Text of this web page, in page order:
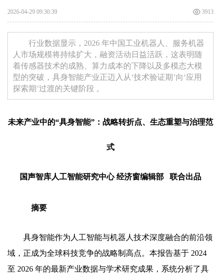
2026-04-29 09:30:39 3913
行业数据显示，2026 年中国工业机器人、服务机器
人市场规模将持续扩大，融资活动日益活跃，这表明随
着传感器技术的成熟、算力成本的下降以及多模态大模
型的突破，具身智能产业正迈入从‘技术验证期’向‘应用
探索期’过渡的关键阶段 。
未来产业中的“具身智能”：战略转折点、生态重塑与治理范
式
国声智库人工智能研究中心 经济窗编辑部 联合出品
摘要
具身智能作为人工智能与机器人技术深度融合的前沿领
域，正成为全球科技竞争的战略制高点。本报告基于 2024
至 2026 年的最新产业数据与学术研究成果，系统分析了具